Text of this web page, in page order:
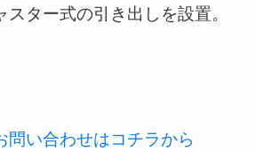
スター式の引き出しを設置。
問い合わせはコチラから